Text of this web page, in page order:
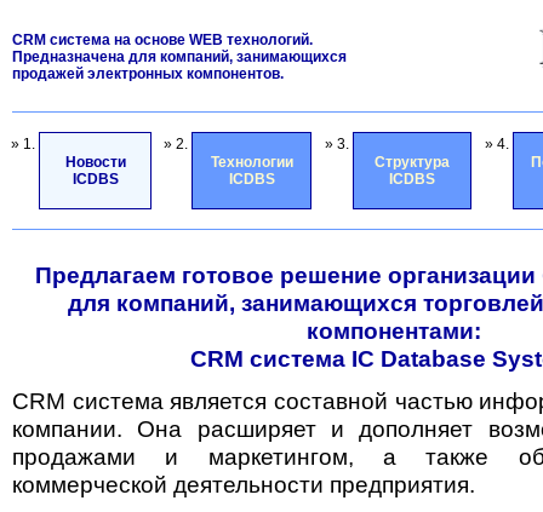
CRM система на основе WEB технологий.
Предназначена для компаний, занимающихся
продажей электронных компонентов.
» 1.
Новости
ICDBS
» 2.
Технологии
ICDBS
» 3.
Структура
ICDBS
» 4.
Предлагаем готовое решение
для компаний, занимающихся
компонентами:
CRM система IC Database
CRM система является составной частью
компании. Она расширяет и дополняет
продажами и маркетингом, а также
коммерческой деятельности предприятия.